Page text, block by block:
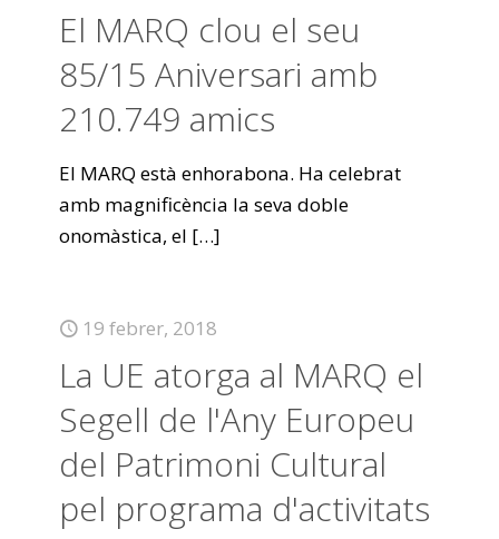
El MARQ clou el seu
85/15 Aniversari amb
210.749 amics
El MARQ està enhorabona. Ha celebrat
amb magnificència la seva doble
onomàstica, el […]
19 febrer, 2018
La UE atorga al MARQ el
Segell de l'Any Europeu
del Patrimoni Cultural
pel programa d'activitats